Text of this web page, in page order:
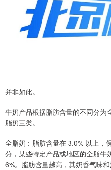
并非如此。
牛奶产品根据脂肪含量的不同分为
脂奶三类。
全脂奶：脂肪含量在 3.0% 以上，
分，某些特定产品或地区的全脂牛
6%。脂肪含量越高，其奶香气味和